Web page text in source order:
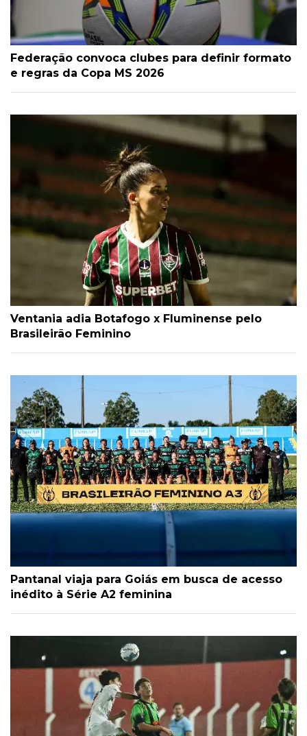
Federação convoca clubes para definir formato
e regras da Copa MS 2026
Ventania adia Botafogo x Fluminense pelo
Brasileirão Feminino
Pantanal viaja para Goiás em busca de acesso
inédito à Série A2 feminina